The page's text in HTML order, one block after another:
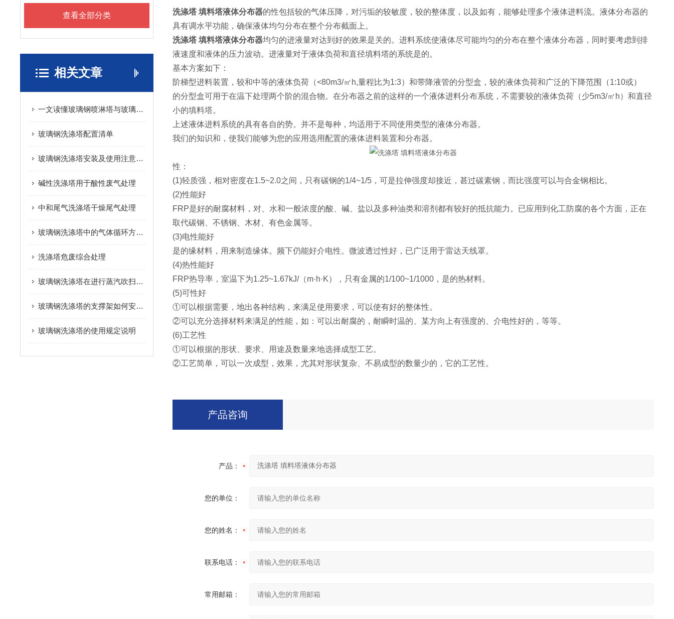
查看全部分类
相关文章
一文读懂玻璃钢喷淋塔与玻璃钢洗涤塔的区别：两种设备，大部分的人叫不对名字，用不对场合
玻璃钢洗涤塔配置清单
玻璃钢洗涤塔安装及使用注意事项
碱性洗涤塔用于酸性废气处理
中和尾气洗涤塔干燥尾气处理
玻璃钢洗涤塔中的气体循环方式探讨
洗涤塔危废综合处理
玻璃钢洗涤塔在进行蒸汽吹扫时要注意哪些？
玻璃钢洗涤塔的支撑架如何安装紧固？
玻璃钢洗涤塔的使用规定说明
洗涤塔 填料塔液体分布器的性包括较的气体压降，对污垢的较敏度，较的整体度，以及如有，能够处理多个液体进料流。液体分布器的
具有调水平功能，确保液体均匀分布在整个分布截面上。
洗涤塔 填料塔液体分布器均匀的进液量对达到好的效果是关的。进料系统使液体尽可能均匀的分布在整个液体分布器，同时要考虑到排
液速度和液体的压力波动。进液量对于液体负荷和直径填料塔的系统是的。
基本方案如下：
阶梯型进料装置，较和中等的液体负荷（<80m3/㎡h,量程比为1:3）和带降液管的分型盒，较的液体负荷和广泛的下降范围（1:10或）
的分型盒可用于在温下处理两个阶的混合物。在分布器之前的这样的一个液体进料分布系统，不需要较的液体负荷（少5m3/㎡h）和直径
小的填料塔。
上述液体进料系统的具有各自的势。并不是每种，均适用于不同使用类型的液体分布器。
我们的知识和，使我们能够为您的应用选用配置的液体进料装置和分布器。
性：
(1)轻质强，相对密度在1.5~2.0之间，只有碳钢的1/4~1/5，可是拉伸强度却接近，甚过碳素钢，而比强度可以与合金钢相比。
(2)性能好
FRP是好的耐腐材料，对、水和一般浓度的酸、碱、盐以及多种油类和溶剂都有较好的抵抗能力。已应用到化工防腐的各个方面，正在
取代碳钢、不锈钢、木材、有色金属等。
(3)电性能好
是的缘材料，用来制造缘体。频下仍能好介电性。微波透过性好，已广泛用于雷达天线罩。
(4)热性能好
FRP热导率，室温下为1.25~1.67kJ/（m·h·K），只有金属的1/100~1/1000，是的热材料。
(5)可性好
①可以根据需要，地出各种结构，来满足使用要求，可以使有好的整体性。
②可以充分选择材料来满足的性能，如：可以出耐腐的，耐瞬时温的、某方向上有强度的、介电性好的，等等。
(6)工艺性
①可以根据的形状、要求、用途及数量来地选择成型工艺。
②工艺简单，可以一次成型，效果，尤其对形状复杂、不易成型的数量少的，它的工艺性。
产品咨询
产品：
您的单位：
您的姓名：
联系电话：
常用邮箱：